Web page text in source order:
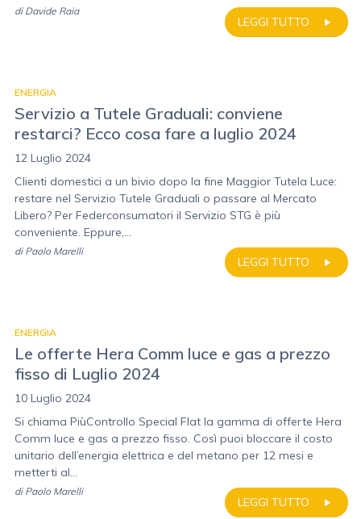
LEGGI TUTTO
di Davide Raia
ENERGIA
Servizio a Tutele Graduali: conviene
restarci? Ecco cosa fare a luglio 2024
12 Luglio 2024
Clienti domestici a un bivio dopo la fine Maggior Tutela Luce:
restare nel Servizio Tutele Graduali o passare al Mercato
Libero? Per Federconsumatori il Servizio STG è più
conveniente. Eppure,...
LEGGI TUTTO
di Paolo Marelli
ENERGIA
Le offerte Hera Comm luce e gas a prezzo
fisso di Luglio 2024
10 Luglio 2024
Si chiama PiùControllo Special Flat la gamma di offerte Hera
Comm luce e gas a prezzo fisso. Così puoi bloccare il costo
unitario dell’energia elettrica e del metano per 12 mesi e
metterti al...
LEGGI TUTTO
di Paolo Marelli